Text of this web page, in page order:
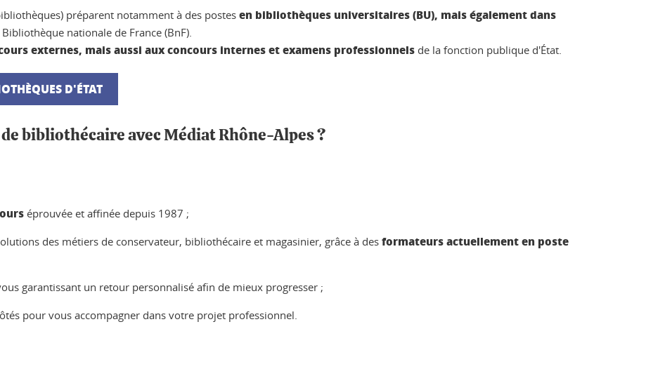
préparent notamment à des postes en bibliothèques universitaires (BU), mais également dans
nationale de France (BnF).
externes, mais aussi aux concours internes et examens professionnels de la fonction publique d'État.
D'ÉTAT
bibliothécaire avec Médiat Rhône-Alpes ?
éprouvée et affinée depuis 1987 ;
des métiers de conservateur, bibliothécaire et magasinier, grâce à des formateurs actuellement en poste
garantissant un retour personnalisé afin de mieux progresser ;
pour vous accompagner dans votre projet professionnel.